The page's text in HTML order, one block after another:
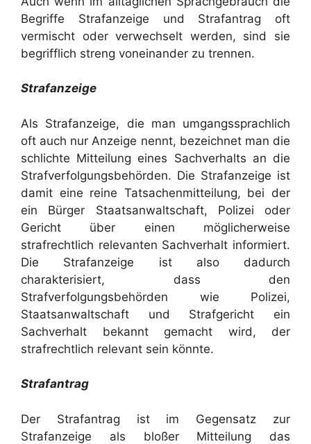
Begriffe Strafanzeige und Strafantrag oft
vermischt oder verwechselt werden, sind sie
begrifflich streng voneinander zu trennen.
Strafanzeige
Als Strafanzeige, die man umgangssprachlich
oft auch nur Anzeige nennt, bezeichnet man die
schlichte Mitteilung eines Sachverhalts an die
Strafverfolgungsbehörden. Die Strafanzeige ist
damit eine reine Tatsachenmitteilung, bei der
ein Bürger Staatsanwaltschaft, Polizei oder
Gericht über einen möglicherweise
strafrechtlich relevanten Sachverhalt informiert.
Die Strafanzeige ist also dadurch
charakterisiert, dass den
Strafverfolgungsbehörden wie Polizei,
Staatsanwaltschaft und Strafgericht ein
Sachverhalt bekannt gemacht wird, der
strafrechtlich relevant sein könnte.
Strafantrag
Der Strafantrag ist im Gegensatz zur
Strafanzeige als bloßer Mitteilung das